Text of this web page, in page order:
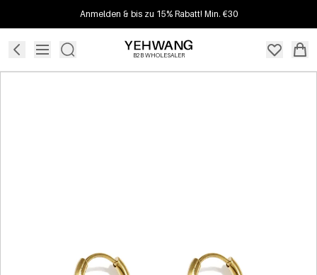
Anmelden & bis zu 15% Rabatt! Min. €30
B2B WHOLESALER